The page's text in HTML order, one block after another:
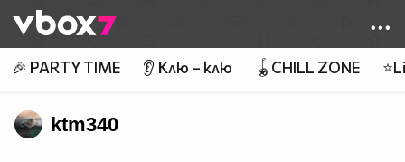
👾
🎉 PARTY TIME 👂 Клю – клю 🪀CHILL ZONE
ktm340